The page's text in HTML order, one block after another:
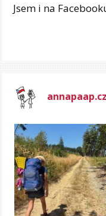
Jsem i na
annapaap.cz